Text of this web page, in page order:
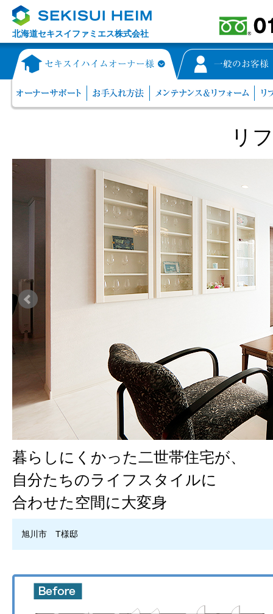
北海道セキスイファミエス株式会社
リ
暮らしにくかった二世帯住宅が、
自分たちのライフスタイルに
合わせた空間に大変身
旭川市 T様邸